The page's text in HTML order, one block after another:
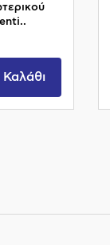
Καλάθι